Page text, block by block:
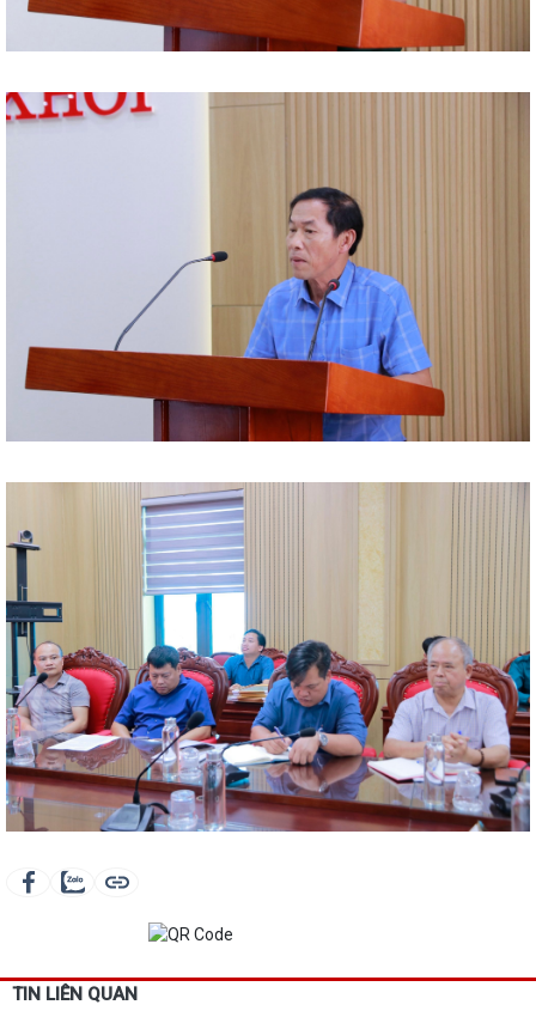
TIN LIÊN QUAN